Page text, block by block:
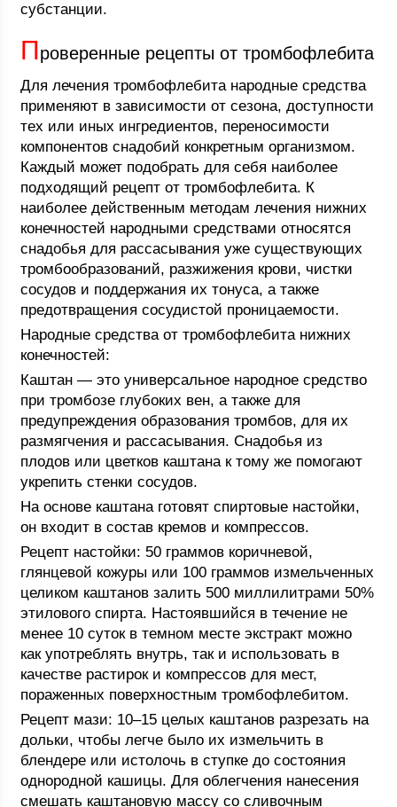
субстанции.
Проверенные рецепты от тромбофлебита
Для лечения тромбофлебита народные средства
применяют в зависимости от сезона, доступности
тех или иных ингредиентов, переносимости
компонентов снадобий конкретным организмом.
Каждый может подобрать для себя наиболее
подходящий рецепт от тромбофлебита. К
наиболее действенным методам лечения нижних
конечностей народными средствами относятся
снадобья для рассасывания уже существующих
тромбообразований, разжижения крови, чистки
сосудов и поддержания их тонуса, а также
предотвращения сосудистой проницаемости.
Народные средства от тромбофлебита нижних
конечностей:
Каштан ― это универсальное народное средство
при тромбозе глубоких вен, а также для
предупреждения образования тромбов, для их
размягчения и рассасывания. Снадобья из
плодов или цветков каштана к тому же помогают
укрепить стенки сосудов.
На основе каштана готовят спиртовые настойки,
он входит в состав кремов и компрессов.
Рецепт настойки: 50 граммов коричневой,
глянцевой кожуры или 100 граммов измельченных
целиком каштанов залить 500 миллилитрами 50%
этилового спирта. Настоявшийся в течение не
менее 10 суток в темном месте экстракт можно
как употреблять внутрь, так и использовать в
качестве растирок и компрессов для мест,
пораженных поверхностным тромбофлебитом.
Рецепт мази: 10–15 целых каштанов разрезать на
дольки, чтобы легче было их измельчить в
блендере или истолочь в ступке до состояния
однородной кашицы. Для облегчения нанесения
смешать каштановую массу со сливочным